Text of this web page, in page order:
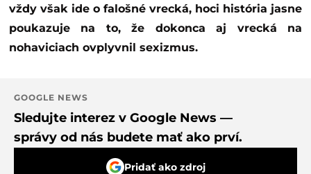
vždy však ide o falošné vrecká, hoci história jasne
poukazuje na to, že dokonca aj vrecká na
nohaviciach ovplyvnil sexizmus.
GOOGLE NEWS
Sledujte interez v Google News —
správy od nás budete mať ako prví.
Pridať ako zdroj